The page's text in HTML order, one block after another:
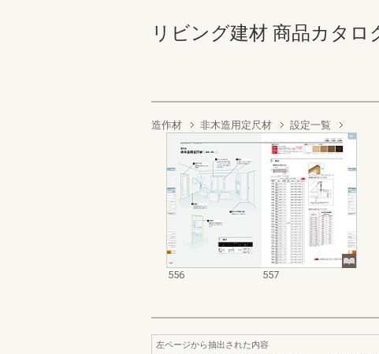
リビング建材 商品カタロ
造作材 非木造用定尺材 設定一覧
556 557
左ページから抽出された内容